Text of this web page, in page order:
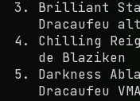
Brilliant
Dracaufeu
Chilling
de Blaziken
Darkness
Dracaufeu